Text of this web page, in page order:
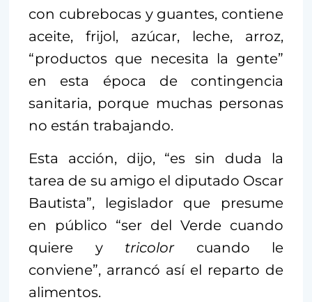
con cubrebocas y guantes, contiene
aceite, frijol, azúcar, leche, arroz,
“productos que necesita la gente”
en esta época de contingencia
sanitaria, porque muchas personas
no están trabajando.
Esta acción, dijo, “es sin duda la
tarea de su amigo el diputado Oscar
Bautista”, legislador que presume
en público “ser del Verde cuando
quiere y tricolorcuando le
conviene”, arrancó así el reparto de
alimentos.